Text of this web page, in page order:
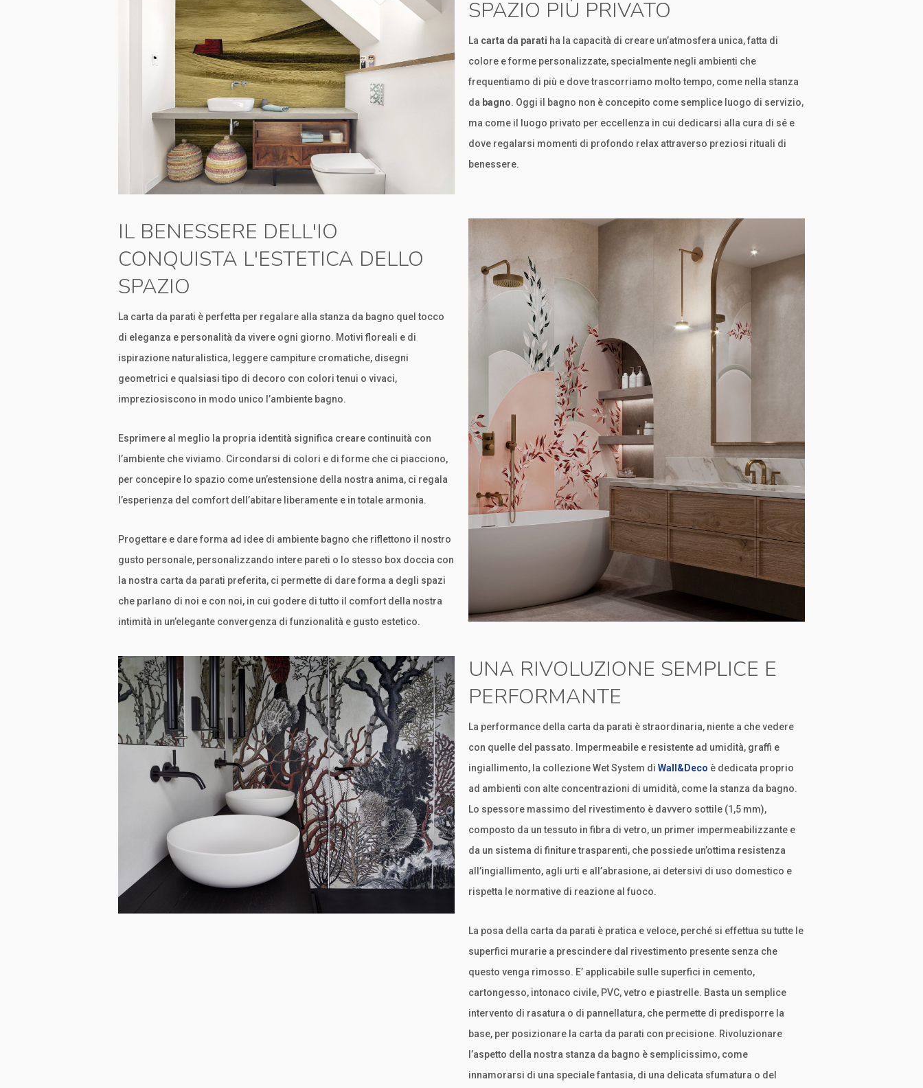
SPAZIO PIÙ PRIVATO
La carta da parati ha la capacità di creare un’atmosfera unica, fatta di
colore e forme personalizzate, specialmente negli ambienti che
frequentiamo di più e dove trascorriamo molto tempo, come nella stanza
da bagno. Oggi il bagno non è concepito come semplice luogo di servizio,
ma come il luogo privato per eccellenza in cui dedicarsi alla cura di sé e
dove regalarsi momenti di profondo relax attraverso preziosi rituali di
benessere.
IL BENESSERE DELL'IO
CONQUISTA L'ESTETICA DELLO
SPAZIO
La carta da parati è perfetta per regalare alla stanza da bagno quel tocco
di eleganza e personalità da vivere ogni giorno. Motivi floreali e di
ispirazione naturalistica, leggere campiture cromatiche, disegni
geometrici e qualsiasi tipo di decoro con colori tenui o vivaci,
impreziosiscono in modo unico l’ambiente bagno.
Esprimere al meglio la propria identità significa creare continuità con
l’ambiente che viviamo. Circondarsi di colori e di forme che ci piacciono,
per concepire lo spazio come un’estensione della nostra anima, ci regala
l’esperienza del comfort dell’abitare liberamente e in totale armonia.
Progettare e dare forma ad idee di ambiente bagno che riflettono il nostro
gusto personale, personalizzando intere pareti o lo stesso box doccia con
la nostra carta da parati preferita, ci permette di dare forma a degli spazi
che parlano di noi e con noi, in cui godere di tutto il comfort della nostra
intimità in un’elegante convergenza di funzionalità e gusto estetico.
UNA RIVOLUZIONE SEMPLICE E
PERFORMANTE
La performance della carta da parati è straordinaria, niente a che vedere
con quelle del passato. Impermeabile e resistente ad umidità, graffi e
ingiallimento, la collezione Wet System diWall&Deco è dedicata proprio
ad ambienti con alte concentrazioni di umidità, come la stanza da bagno.
Lo spessore massimo del rivestimento è davvero sottile (1,5 mm),
composto da un tessuto in fibra di vetro, un primer impermeabilizzante e
da un sistema di finiture trasparenti, che possiede un’ottima resistenza
all’ingiallimento, agli urti e all’abrasione, ai detersivi di uso domestico e
rispetta le normative di reazione al fuoco.
La posa della carta da parati è pratica e veloce, perché si effettua su tutte le
superfici murarie a prescindere dal rivestimento presente senza che
questo venga rimosso. E’ applicabile sulle superfici in cemento,
cartongesso, intonaco civile, PVC, vetro e piastrelle. Basta un semplice
intervento di rasatura o di pannellatura, che permette di predisporre la
base, per posizionare la carta da parati con precisione. Rivoluzionare
l’aspetto della nostra stanza da bagno è semplicissimo, come
innamorarsi di una speciale fantasia, di una delicata sfumatura o del